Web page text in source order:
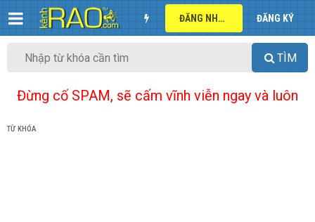
ĐĂNG NHẬP ĐĂNG KÝ
TÌM
Đừng cố SPAM, sẽ cấm vĩnh viễn ngay và luôn
TỪ KHÓA